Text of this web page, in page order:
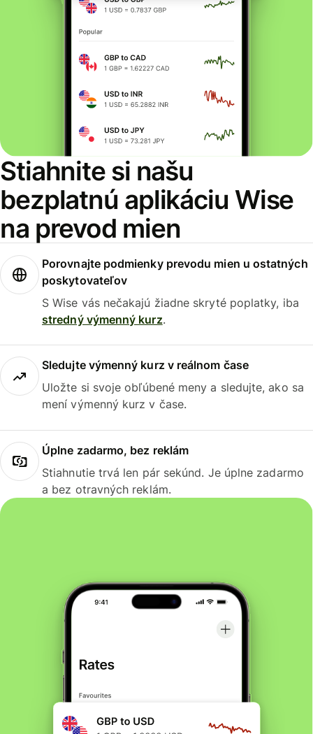
Stiahnite si našu
bezplatnú aplikáciu Wise
na prevod mien
Porovnajte podmienky prevodu mien u ostatných
poskytovateľov
S Wise vás nečakajú žiadne skryté poplatky, iba
stredný výmenný kurz.
Sledujte výmenný kurz v reálnom čase
Uložte si svoje obľúbené meny a sledujte, ako sa
mení výmenný kurz v čase.
Úplne zadarmo, bez reklám
Stiahnutie trvá len pár sekúnd. Je úplne zadarmo
a bez otravných reklám.